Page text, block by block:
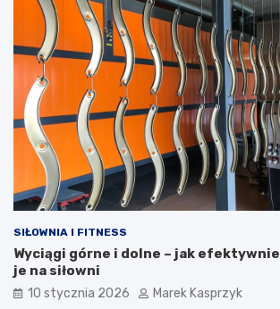
SIŁOWNIA I FITNESS
Wyciągi górne i dolne – jak
je na siłowni
10 stycznia 2026 Marek Kasprzyk